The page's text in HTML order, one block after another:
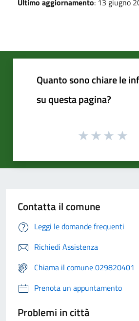
Quanto sono chiare le
su questa pagina?
Contatta il comune
Leggi le domande frequenti
Richiedi Assistenza
Chiama il comune 029820401
Prenota un appuntamento
Problemi in città